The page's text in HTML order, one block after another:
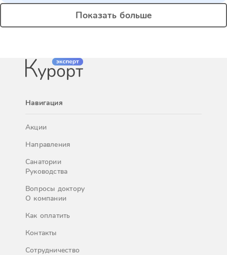
Показать больше
Навигация
Акции
Направления
Санатории
Руководства
Вопросы доктору
О компании
Как оплатить
Контакты
Сотрудничество